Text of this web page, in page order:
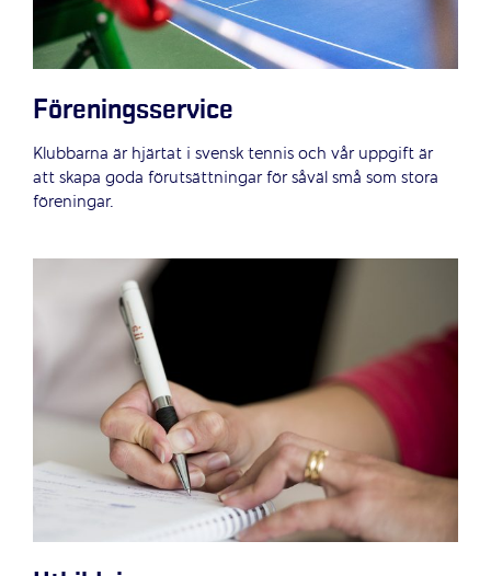
Föreningsservice
Klubbarna är hjärtat i svensk tennis och vår uppgift är
att skapa goda förutsättningar för såväl små som stora
föreningar.